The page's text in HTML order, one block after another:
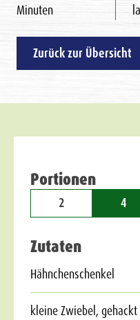
Minuten
Zurück zur Übersicht
Portionen
2 4
Zutaten
Hähnchenschenkel
kleine Zwiebel, gehackt